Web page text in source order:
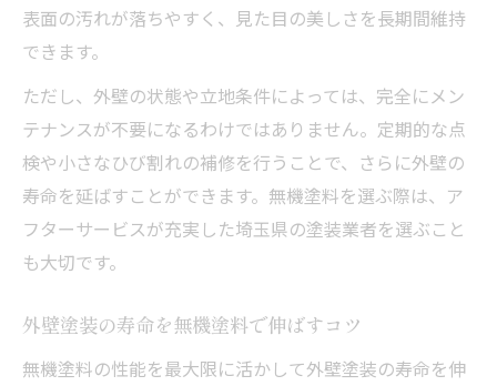
表面の汚れが落ちやすく、見た目の美しさを長期間維持
できます。
ただし、外壁の状態や立地条件によっては、完全にメン
テナンスが不要になるわけではありません。定期的な点
検や小さなひび割れの補修を行うことで、さらに外壁の
寿命を延ばすことができます。無機塗料を選ぶ際は、ア
フターサービスが充実した埼玉県の塗装業者を選ぶこと
も大切です。
外壁塗装の寿命を無機塗料で伸ばすコツ
無機塗料の性能を最大限に活かして外壁塗装の寿命を伸